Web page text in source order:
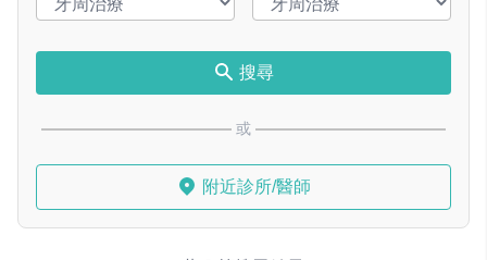
搜尋
或
附近診所/醫師